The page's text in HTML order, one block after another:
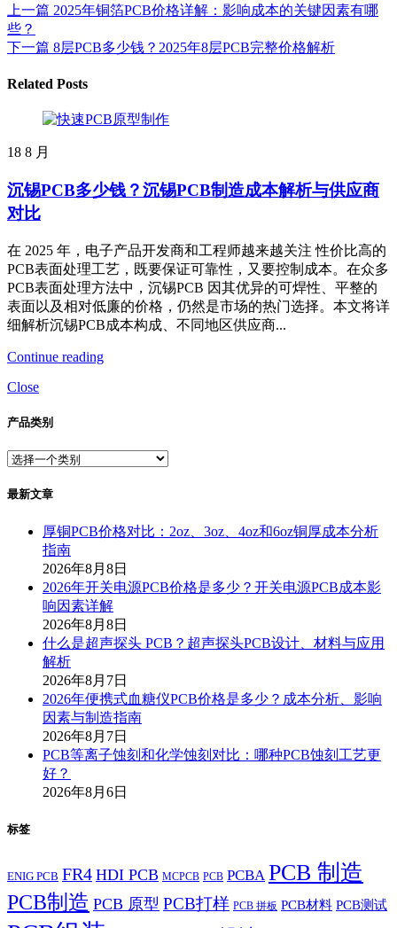
上一篇 2025年铜箔PCB价格详解：影响成本的关键因素有哪
些？
下一篇 8层PCB多少钱？2025年8层PCB完整价格解析
Related Posts
18 8 月
沉锡PCB多少钱？沉锡PCB制造成本解析与供应商
对比
在 2025 年，电子产品开发商和工程师越来越关注 性价比高的
PCB表面处理工艺，既要保证可靠性，又要控制成本。在众多
PCB表面处理方法中，沉锡PCB 因其优异的可焊性、平整的
表面以及相对低廉的价格，仍然是市场的热门选择。本文将详
细解析沉锡PCB成本构成、不同地区供应商...
Continue reading
Close
产品类别
最新文章
厚铜PCB价格对比：2oz、3oz、4oz和6oz铜厚成本分析
指南
2026年8月8日
2026年开关电源PCB价格是多少？开关电源PCB成本影
响因素详解
2026年8月8日
什么是超声探头 PCB？超声探头PCB设计、材料与应用
解析
2026年8月7日
2026年便携式血糖仪PCB价格是多少？成本分析、影响
因素与制造指南
2026年8月7日
PCB等离子蚀刻和化学蚀刻对比：哪种PCB蚀刻工艺更
好？
2026年8月6日
标签
ENIG PCB FR4 HDI PCB MCPCB PCB PCBA PCB 制造
PCB制造 PCB 原型 PCB打样 PCB 拼板 PCB材料 PCB测试